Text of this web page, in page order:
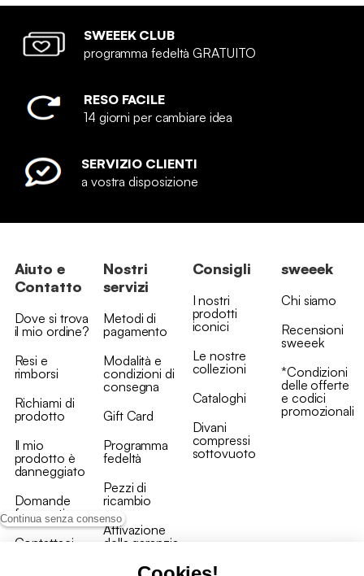
Continua senza consenso
SWEEEK CLUB
programma fedeltà GRATUITO
RESO FACILE
14 giorni per cambiare idea
SERVIZIO CLIENTI
a vostra disposizione
Aiuto e
Contatto
Dove si trova
il mio ordine?
Resi e
rimborsi
Richiami di
prodotto
Il mio
prodotto è
danneggiato
Domande
frequenti
Contattaci
Nostri
servizi
Metodi di
pagamento
Modalità e
condizioni di
consegna
Gift Card
Programma
fedeltà
Pezzi di
ricambio
Attivazione
della garanzia
Consigli
I nostri
prodotti
iconici
Le nostre
collezioni
Cataloghi
Divani
compressi
sottovuoto
sweeek
Chi siamo
Recensioni
sweeek
*Condizioni
delle offerte
e codici
promozionali